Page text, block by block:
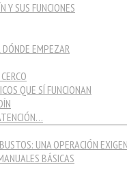
Y SUS FUNCIONES
DÓNDE EMPEZAR
QUE SÍ FUNCIONAN
UNA OPERACIÓN
BÁSICAS